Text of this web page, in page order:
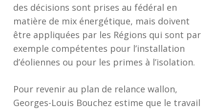
des décisions sont prises au fédéral en
matière de mix énergétique, mais doivent
être appliquées par les Régions qui sont par
exemple compétentes pour l’installation
d’éoliennes ou pour les primes à l’isolation.
Pour revenir au plan de relance wallon,
Georges-Louis Bouchez estime que le travail